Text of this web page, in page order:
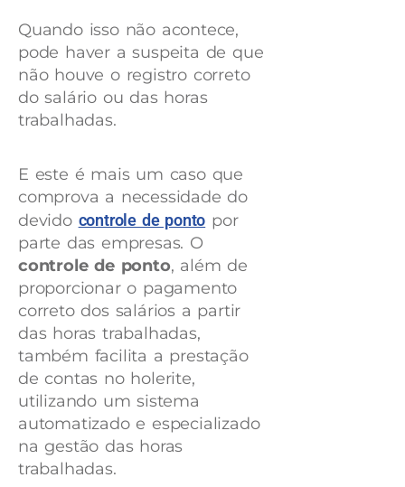
Quando isso não acontece,
pode haver a suspeita de que
não houve o registro correto
do salário ou das horas
trabalhadas.
E este é mais um caso que
comprova a necessidade do
devido controle de ponto por
parte das empresas. O
controle de ponto, além de
proporcionar o pagamento
correto dos salários a partir
das horas trabalhadas,
também facilita a prestação
de contas no holerite,
utilizando um sistema
automatizado e especializado
na gestão das horas
trabalhadas.